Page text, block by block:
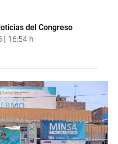
del Congreso
| 16:54 h